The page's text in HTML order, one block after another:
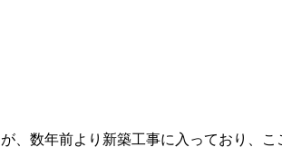
、数年前より新築工事に入っており、